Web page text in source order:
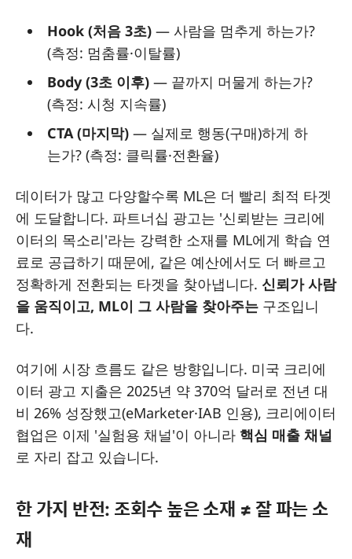
Hook (처음 3초)— 사람을 멈추게 하는가?
(측정: 멈춤률·이탈률)
Body (3초 이후)— 끝까지 머물게 하는가?
(측정: 시청 지속률)
CTA (마지막)— 실제로 행동(구매)하게 하
는가? (측정: 클릭률·전환율)
데이터가 많고 다양할수록 ML은 더 빨리 최적 타겟
에 도달합니다. 파트너십 광고는 '신뢰받는 크리에
이터의 목소리'라는 강력한 소재를 ML에게 학습 연
료로 공급하기 때문에, 같은 예산에서도 더 빠르고
정확하게 전환되는 타겟을 찾아냅니다. 신뢰가 사람
을 움직이고, ML이 그 사람을 찾아주는 구조입니
다.
여기에 시장 흐름도 같은 방향입니다. 미국 크리에
이터 광고 지출은 2025년 약 370억 달러로 전년 대
비 26% 성장했고(eMarketer·IAB 인용), 크리에이터
협업은 이제 '실험용 채널'이 아니라 핵심 매출 채널
로 자리 잡고 있습니다.
한 가지 반전: 조회수 높은 소재 ≠ 잘 파는 소
재